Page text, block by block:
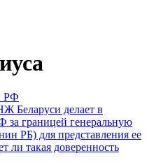
РФ
Беларуси делает в
за границей генеральную
РБ) для представления ее
ли такая доверенность